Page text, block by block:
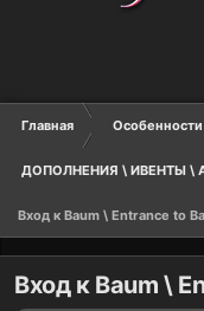
Главная
ДОПОЛНЕНИЯ \ ИВЕНТЫ \
Вход к Baum \ Entrance to
Вход к Baum \